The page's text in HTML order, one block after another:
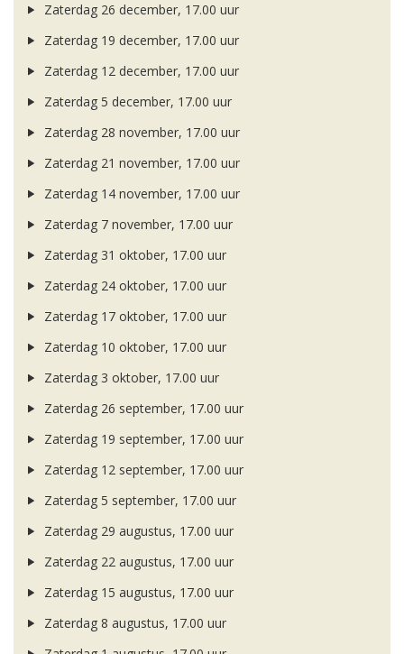
Zaterdag 26 december, 17.00 uur
Zaterdag 19 december, 17.00 uur
Zaterdag 12 december, 17.00 uur
Zaterdag 5 december, 17.00 uur
Zaterdag 28 november, 17.00 uur
Zaterdag 21 november, 17.00 uur
Zaterdag 14 november, 17.00 uur
Zaterdag 7 november, 17.00 uur
Zaterdag 31 oktober, 17.00 uur
Zaterdag 24 oktober, 17.00 uur
Zaterdag 17 oktober, 17.00 uur
Zaterdag 10 oktober, 17.00 uur
Zaterdag 3 oktober, 17.00 uur
Zaterdag 26 september, 17.00 uur
Zaterdag 19 september, 17.00 uur
Zaterdag 12 september, 17.00 uur
Zaterdag 5 september, 17.00 uur
Zaterdag 29 augustus, 17.00 uur
Zaterdag 22 augustus, 17.00 uur
Zaterdag 15 augustus, 17.00 uur
Zaterdag 8 augustus, 17.00 uur